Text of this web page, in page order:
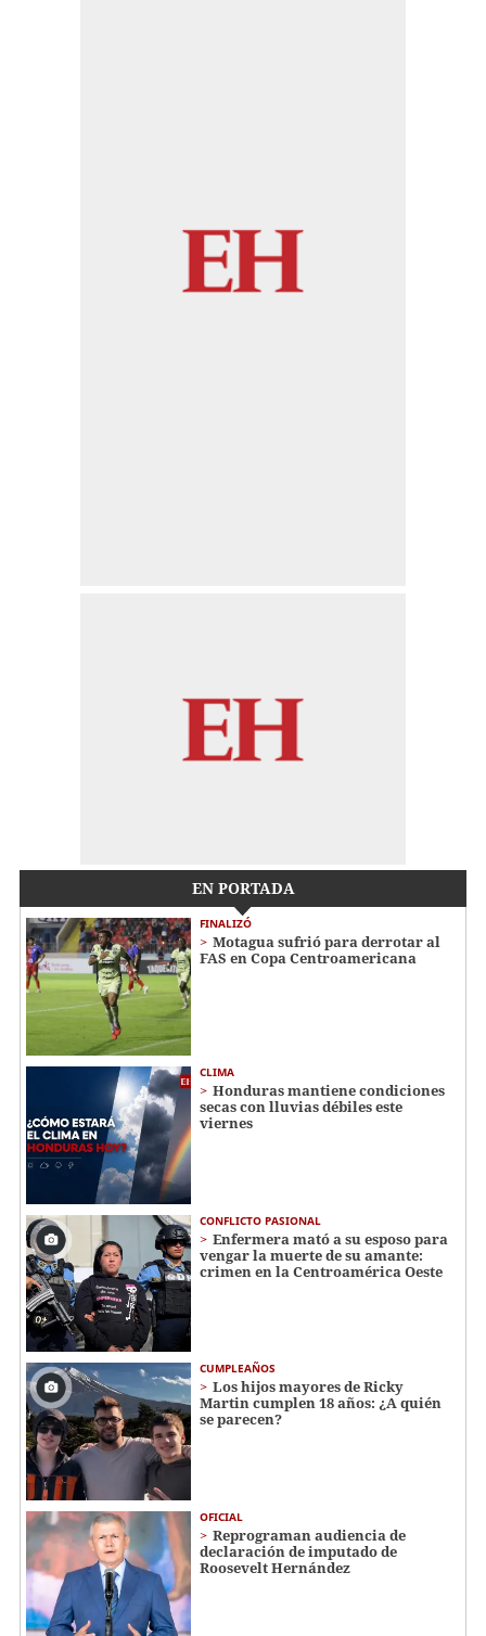
EN PORTADA
FINALIZÓ
Motagua sufrió para derrotar al
FAS en Copa Centroamericana
CLIMA
Honduras mantiene condiciones
secas con lluvias débiles este
viernes
CONFLICTO PASIONAL
Enfermera mató a su esposo para
vengar la muerte de su amante:
crimen en la Centroamérica Oeste
CUMPLEAÑOS
Los hijos mayores de Ricky
Martin cumplen 18 años: ¿A quién
se parecen?
OFICIAL
Reprograman audiencia de
declaración de imputado de
Roosevelt Hernández